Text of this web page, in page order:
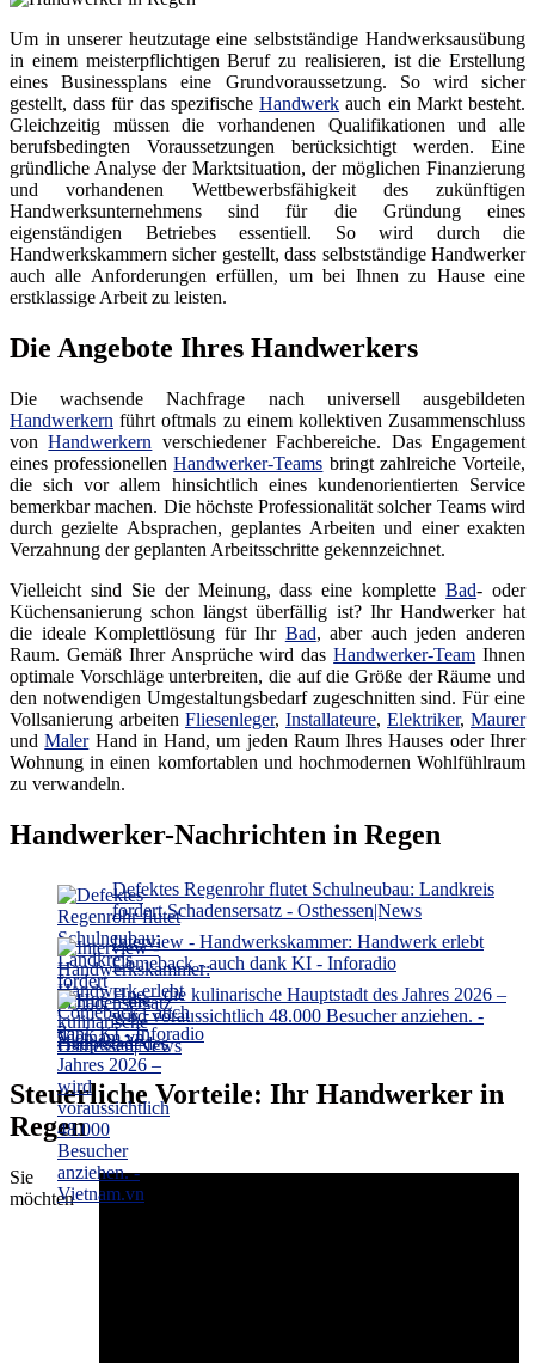
Um in unserer heutzutage eine selbstständige Handwerksausübung
in einem meisterpflichtigen Beruf zu realisieren, ist die Erstellung
eines Businessplans eine Grundvoraussetzung. So wird sicher
gestellt, dass für das spezifischeHandwerk auch ein Markt besteht.
Gleichzeitig müssen die vorhandenen Qualifikationen und alle
berufsbedingten Voraussetzungen berücksichtigt werden. Eine
gründliche Analyse der Marktsituation, der möglichen Finanzierung
und vorhandenen Wettbewerbsfähigkeit des zukünftigen
Handwerksunternehmens sind für die Gründung eines
eigenständigen Betriebes essentiell. So wird durch die
Handwerkskammern sicher gestellt, dass selbstständige Handwerker
auch alle Anforderungen erfüllen, um bei Ihnen zu Hause eine
erstklassige Arbeit zu leisten.
Die Angebote Ihres Handwerkers
Die wachsende Nachfrage nach universell ausgebildeten
Handwerkern führt oftmals zu einem kollektiven Zusammenschluss
vonHandwerkern verschiedener Fachbereiche. Das Engagement
eines professionellenHandwerker-Teams bringt zahlreiche Vorteile,
die sich vor allem hinsichtlich eines kundenorientierten Service
bemerkbar machen. Die höchste Professionalität solcher Teams wird
durch gezielte Absprachen, geplantes Arbeiten und einer exakten
Verzahnung der geplanten Arbeitsschritte gekennzeichnet.
Vielleicht sind Sie der Meinung, dass eine kompletteBad- oder
Küchensanierung schon längst überfällig ist? Ihr Handwerker hat
die ideale Komplettlösung für Ihr Bad, aber auch jeden anderen
Raum. Gemäß Ihrer Ansprüche wird dasHandwerker-Team Ihnen
optimale Vorschläge unterbreiten, die auf die Größe der Räume und
den notwendigen Umgestaltungsbedarf zugeschnitten sind. Für eine
Vollsanierung arbeiten Fliesenleger, Installateure, Elektriker, Maurer
undMalerHand in Hand, um jeden Raum Ihres Hauses oder Ihrer
Wohnung in einen komfortablen und hochmodernen Wohlfühlraum
zu verwandeln.
Handwerker-Nachrichten in Regen
Defektes Regenrohr flutet Schulneubau: Landkreis
fordert Schadensersatz - Osthessen|News
Interview - Handwerkskammer: Handwerk erlebt
Comeback - auch dank KI - Inforadio
Hue – die kulinarische Hauptstadt des Jahres 2026 –
wird voraussichtlich 48.000 Besucher anziehen. -
Vietnam.vn
Steuerliche Vorteile: Ihr Handwerker in
Regen
Sie
möchten